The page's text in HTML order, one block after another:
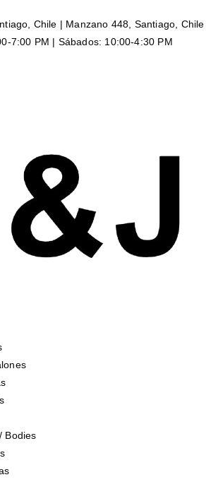
Chile | Manzano 448, Santiago, Chile
7:00 PM | Sábados: 10:00-4:30 PM
Bodies